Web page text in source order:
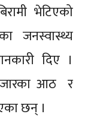
भेटिएको
जनस्वास्थ्य
दिए ।
आठ र
छन् ।